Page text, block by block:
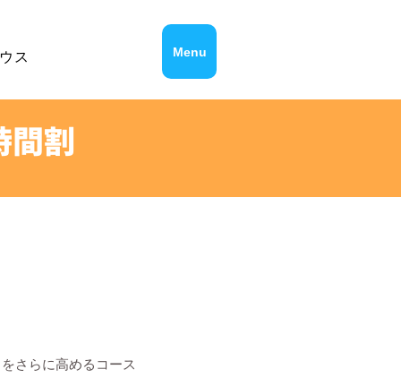
ス Menu
間割
さらに高めるコース